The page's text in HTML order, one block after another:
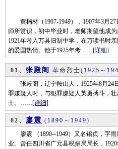
黄楠材（1907-1949），1907年3月27
师所赏识，初中毕业时，老师期望他成
1921年考入万县旧制中学，在万读书时
的爱国热情。他于1925年考……[详细]
81、 张殿阁 革命烈士( 1925 ～
张殿阁，辽宁鞍山人，1925年8月24
罪嫌疑人时，与犯罪嫌疑人英勇搏斗，
士。……[详细]
82、 廖震 ( 1890 ～ 1949)
廖震 （1890--1949）又名锡贞，字雨
业。曾任四川省广元县税捐局局长，